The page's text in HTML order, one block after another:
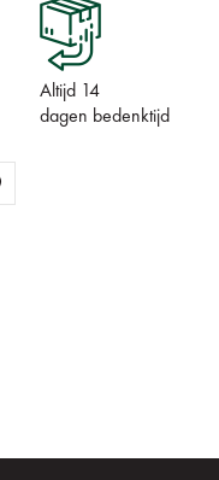
Altijd 14
dagen bedenktijd